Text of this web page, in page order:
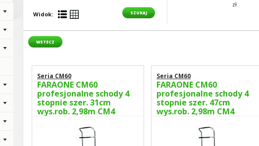
Widok:
zł
WSTECZ
Seria CM60
FARAONE CM60
profesjonalne schody 4
stopnie szer. 31cm
wys.rob. 2,98m CM4
Seria CM60
FARAONE CM60
profesjonalne schody 4
stopnie szer. 47cm
wys.rob. 2,98m CM4